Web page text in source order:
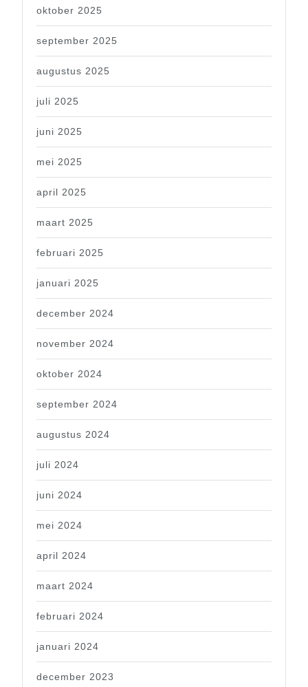
oktober 2025
september 2025
augustus 2025
juli 2025
juni 2025
mei 2025
april 2025
maart 2025
februari 2025
januari 2025
december 2024
november 2024
oktober 2024
september 2024
augustus 2024
juli 2024
juni 2024
mei 2024
april 2024
maart 2024
februari 2024
januari 2024
december 2023